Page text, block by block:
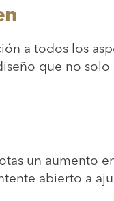
a todos los
que no
un aumento
abierto a